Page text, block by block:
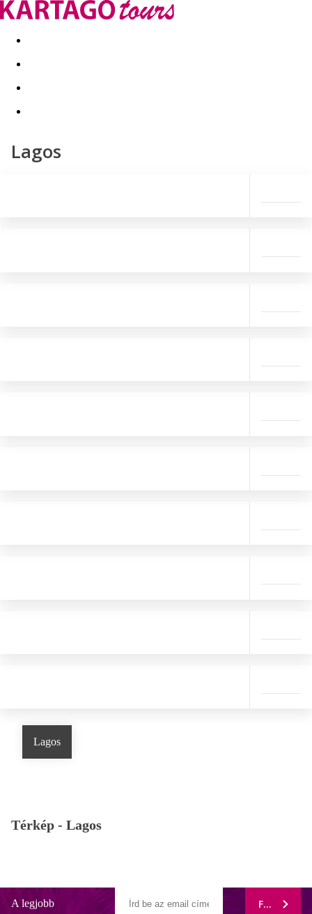
Kapcsolat Nyár 2026 Last Minute
Lagos
Lagos
Térkép - Lagos
A legjobb